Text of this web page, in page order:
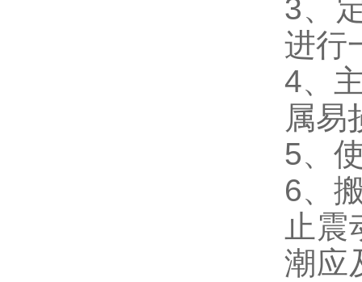
3、
进行
4、
属易
5、
6、
止
潮应